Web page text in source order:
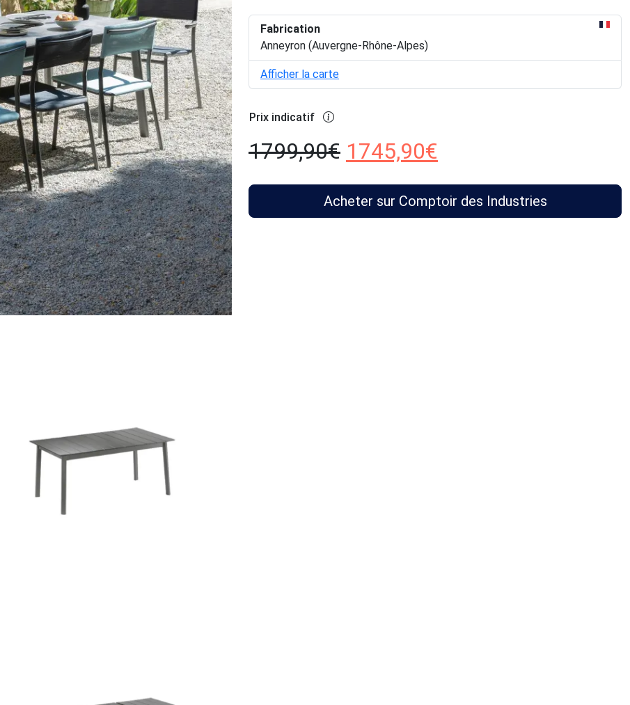
Fabrication
Anneyron (Auvergne-Rhône-Alpes)
Afficher la carte
Prix indicatif
1799,90€ 1745,90€
Acheter sur Comptoir des Industries